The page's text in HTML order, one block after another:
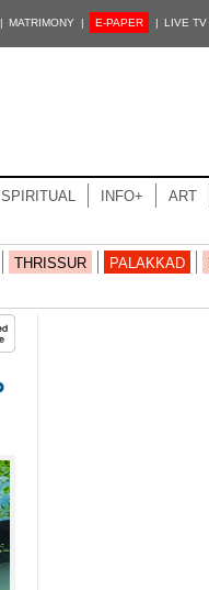
MATRIMONY | E-PAPER | LIVE TV
SPIRITUAL INFO+ ART
THRISSUR PALAKKAD